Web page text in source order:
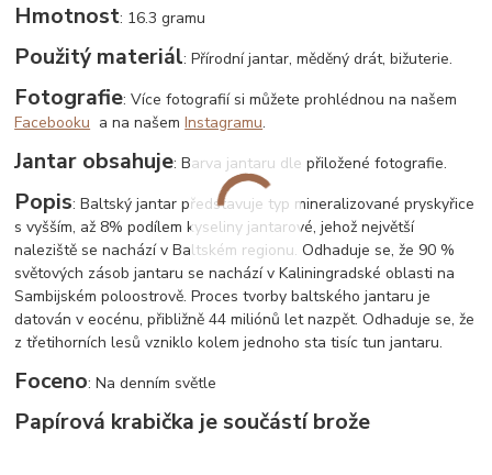
Hmotnost: 16.3 gramu
Použitý materiál: Přírodní jantar, měděný drát, bižuterie.
Fotografie: Více fotografií si můžete prohlédnou na našem
Facebooku a na našemInstagramu.
Jantar obsahuje: Barva jantaru dle přiložené fotografie.
Popis: Baltský jantar představuje typ mineralizované pryskyřice
s vyšším, až 8% podílem kyseliny jantarové, jehož největší
naleziště se nachází v Baltském regionu. Odhaduje se, že 90 %
světových zásob jantaru se nachází v Kaliningradské oblasti na
Sambijském poloostrově. Proces tvorby baltského jantaru je
datován v eocénu, přibližně 44 miliónů let nazpět. Odhaduje se, že
z třetihorních lesů vzniklo kolem jednoho sta tisíc tun jantaru.
Foceno: Na denním světle
Papírová krabička je součástí brože